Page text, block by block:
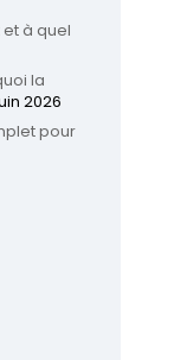
à quel
la
2026
pour